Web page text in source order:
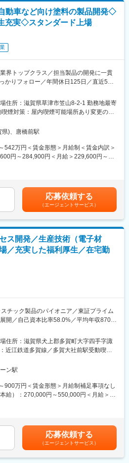
生制度で、長期就業可能
あり）
得実績あり）
ム)提携業者あり
準を上回る健康診断を年2回実施
ログギフト)の全社員への配布
日数22日)
日／年）
大30日)あり
の品質と実績を誇る自動車補修用塗料…自
、建築用・工業用・汎用塗料と様々な分
・就業環境…住宅手当・皆勤手当・給食手
した手当や福利厚生を完備しておりま
均を大きく上回っており、非常に健全な
す。
る業務
動車など向け塗料の製品開発◇
充実◇スタンダード上場
界トップクラス／担当製品の開発に一貫
かりフォロー／年間休日125日／直近5年
トップレベルである当社にて自動車補修
種塗料の新製品開発、既製品改良を中心
業務を担当していただきます。
および既製品改良
って、新製品開発、既存製品の改良、手直
の交渉から、顧客でのプレゼンまで、開
ーが手厚い為、職種・業界未経験の方で
ます。
す。
は女性)、メンバー11名(50代1名、40代2
の品質と実績を誇る自動車補修用塗料…自
ーカーです。
・就業環境…住宅手当・皆勤手当・給食手
した手当や福利厚生を完備しておりま
な収益を確保しています。また、当社の
平均を大きく上回っており、非常に健全
住所：滋賀県草津市笠山8-2-1 勤務地最寄
煙対策：屋内喫煙可能場所あり変更の範
)、唐橋前駅
542万円＜賃金形態＞月給制＜賃金内訳＞
円～284,900円＜月給＞229,600円～
)は固定手当を含めた表記です。
応募依頼する
（エージェントサービス）
ス開発／生産技術（電子材
／充実した福利厚生／在宅勤
スチック製品のパイオニア／東証プライム
開／自己資本比率58.0%／平均年収870
シェアを有する製品を取扱っており、さ
ディスプレイ、ARVR、車載用途)の拡大に
ています。今後も世界で勝てる高付加価
めに生産技術力の向上が不可欠であり、
能力拡大を加速させるために募集を行い
の入り込みにより、製品特性を踏まえた
住所：滋賀県犬上郡多賀町大字四手字諏
近江鉄道多賀線／多賀大社前駅受動喫煙
の範囲：本文参照
ン駅
900万円＜賃金形態＞月給制補足事項なし
給）：270,000円～550,000円＜月給＞
はありません。賃金はあくまでも目安の
て上下する可能性があります。月給(月額)
です。
応募依頼する
（エージェントサービス）